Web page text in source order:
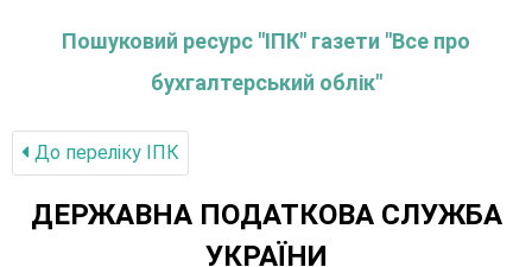
Пошуковий ресурс "ІПК" газети "Все про
бухгалтерський облік"
До переліку IПК
ДЕРЖАВНА ПОДАТКОВА СЛУЖБА
УКРАЇНИ